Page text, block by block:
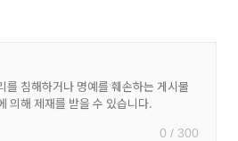
0 / 300